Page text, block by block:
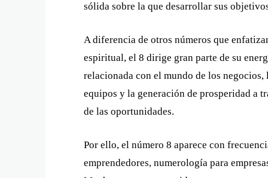
sólida sobre la que desarrollar sus
A diferencia de otros números que
espiritual, el 8 dirige gran parte de su
relacionada con el mundo de los
equipos y la generación de prosperidad a
de las oportunidades.
Por ello, el número 8 aparece con
emprendedores, numerología para